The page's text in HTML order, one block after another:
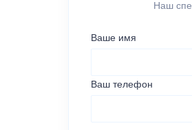
Наш
Ваше имя
Ваш телефон